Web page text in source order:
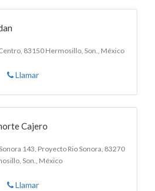
83150 Hermosillo, Son., México
Llamar
Cajero
143, Proyecto Rio Sonora, 83270
Son., México
Llamar